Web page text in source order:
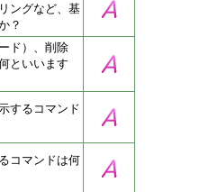
ングなど、基
？
ド）、削除
といいます
するコマンド
コマンドは何